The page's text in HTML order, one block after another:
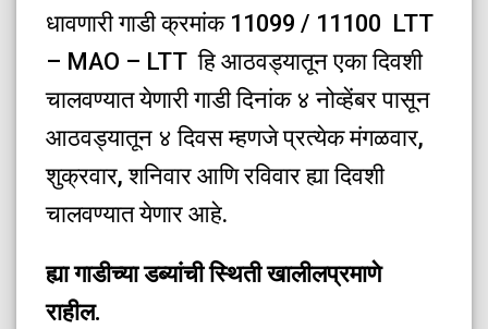
धावणारी गाडी क्रमांक 11099 / 11100 LTT
– MAO – LTT हि आठवड्यातून एका दिवशी
चालवण्यात येणारी गाडी दिनांक ४ नोव्हेंबर पासून
आठवड्यातून ४ दिवस म्हणजे प्रत्येक मंगळवार,
शुक्रवार, शनिवार आणि रविवार ह्या दिवशी
चालवण्यात येणार आहे.
ह्या गाडीच्या डब्यांची स्थिती खालीलप्रमाणे
राहील.